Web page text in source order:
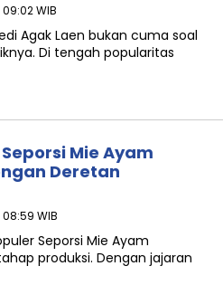
WIB
Agak Laen bukan cuma soal
Di tengah popularitas
Mie Ayam
Deretan
WIB
Seporsi Mie Ayam
produksi. Dengan jajaran